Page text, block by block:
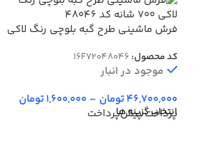
فرش ماشینی طرح گبه بلوچی رنگ لاکی
کد محصول: 16F72048046
موجود در انبار
46,700,000تومان –
1,600,000تومان
انتخاب گزینه ها
پرداخت پیش‌پرداخت